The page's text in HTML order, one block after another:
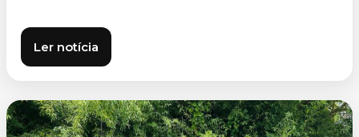
Ler notícia